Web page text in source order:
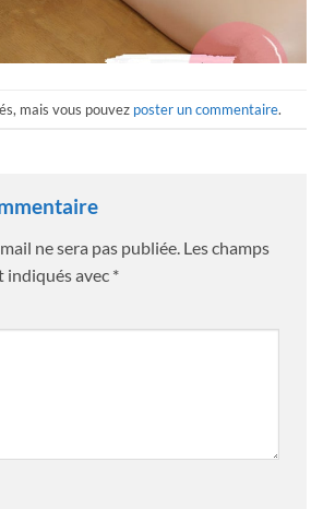
mais vous pouvez poster un commentaire.
ne sera pas publiée. Les champs
indiqués avec *